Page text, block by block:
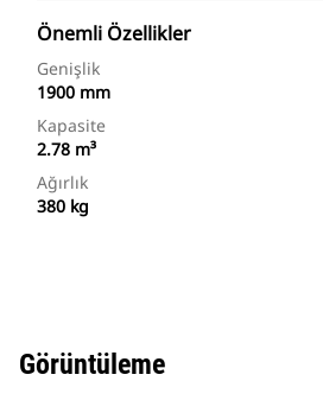
Önemli Özellikler
Genişlik
1900 mm
Kapasite
2.78 m³
Ağırlık
380 kg
Görüntüleme